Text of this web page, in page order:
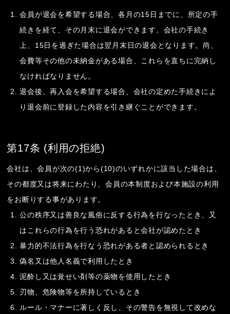
会員が退会を希望する場合、各月の15日までに、所定の手
続きを経て、その月末に退会ができます。会社の手続き
上、15日を過ぎた場合は翌月末日の退会となります。尚、
会費等その他の未納金がある場合、これらを直ちに完納し
なければなりません。
退会後、再入会を希望する場合、会社の定めた手続きによ
り退会前に登録した内容を引き継ぐことができます。
第17条 (利用の拒絶)
会社は、会員が次の(1)から(10)のいずれかに該当した場合は、
その都度又は将来にわたり、会員の本制度および本施設の利用
をお断りする事があります。
公の秩序又は善良な風俗に反する行為を行なったとき、又
はこれらの行為を行う恐れがあると会社が認めたとき
暴力的不法行為を行なう恐れがある者と認められるとき
偽名又は他人名義で利用したとき
泥酔し又は覚せい剤等の薬物を使用したとき
刃物、危険物等を所持しているとき
ルール・マナーに著しく反し、その警告を無視して改めな